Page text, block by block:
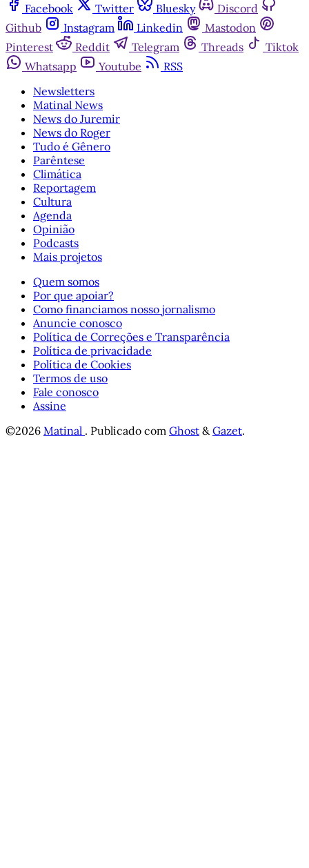
Facebook Twitter Bluesky
Discord
Github
Instagram Linkedin
Mastodon
Pinterest
Reddit Telegram Threads
Tiktok
Whatsapp
Youtube
RSS
Newsletters
Matinal News
News do Juremir
News do Roger
Tudo é Gênero
Parêntese
Climática
Reportagem
Cultura
Agenda
Opinião
Podcasts
Mais projetos
Quem somos
Por que apoiar?
Como financiamos nosso jornalismo
Anuncie conosco
Política de Correções e Transparência
Política de privacidade
Política de Cookies
Termos de uso
Fale conosco
Assine
©2026 Matinal . Publicado com Ghost & Gazet.